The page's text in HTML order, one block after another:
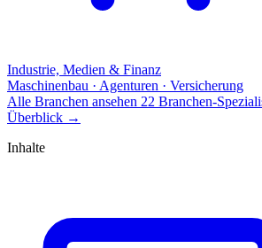
Industrie, Medien & Finanz
Maschinenbau · Agenturen · Versicherung
Alle Branchen ansehen 22 Branchen-
Überblick →
Inhalte